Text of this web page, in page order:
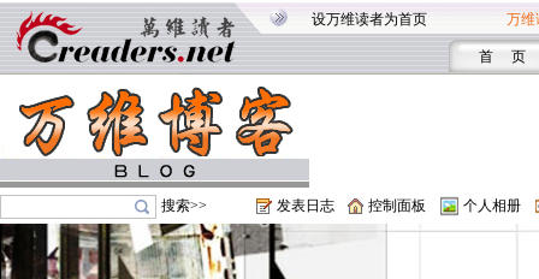
设万维读者为首页 万维
首 页
搜索>> 发表日志 控制面板 个人相册